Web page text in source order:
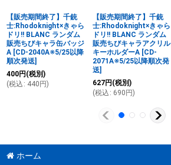
【販売期間終了】千銃
士:Rhodoknight×きゃら
ドリ!! BLANC ランダム
販売ちびキャラ缶バッジ
A [CD-2040A※5/25以降
順次発送]
400円 (税別)
(税込 : 440 円)
【販売期間終了】千銃
士:Rhodoknight×きゃら
ドリ!! BLANC ランダム
販売ちびキャラアクリル
キーホルダーA [CD-
2071A※5/25以降順次発
送]
627円 (税別)
(税込 : 690 円)
ホーム